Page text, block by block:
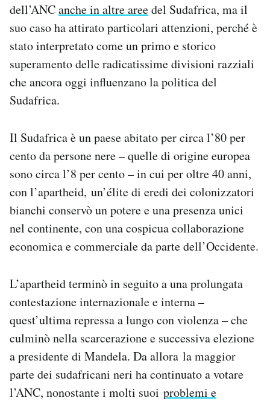
dell’ANCanche in altre areedel Sudafrica, ma il
suo caso ha attirato particolari attenzioni, perché è
stato interpretato come un primo e storico
superamento delle radicatissime divisioni razziali
che ancora oggi influenzano la politica del
Sudafrica.
Il Sudafrica è un paese abitato per circa l’80 per
cento da persone nere – quelle di origine europea
sono circa l’8 per cento – in cui per oltre 40 anni,
con l’apartheid, un’élite di eredi dei colonizzatori
bianchi conservò un potere e una presenza unici
nel continente, con una cospicua collaborazione
economica e commerciale da parte dell’Occidente.
L’apartheid terminò in seguito a una prolungata
contestazione internazionale e interna –
quest’ultima repressa a lungo con violenza – che
culminò nella scarcerazione e successiva elezione
a presidente di Mandela. Da allora la maggior
parte dei sudafricani neri ha continuato a votare
l’ANC, nonostante i molti suoi problemi e